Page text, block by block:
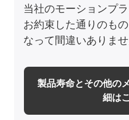
当社のモーションプ
お約束した通りのも
なって間違いありませ
製品寿命とその他の
細は